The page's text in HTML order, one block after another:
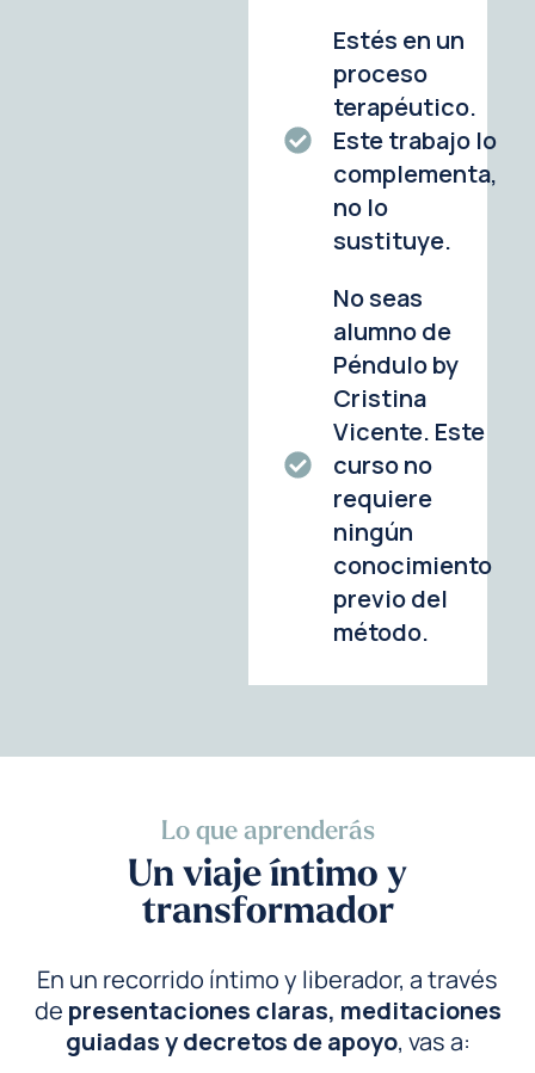
Estés en un
proceso
terapéutico.
Este trabajo lo
complementa,
no lo
sustituye.
No seas
alumno de
Péndulo by
Cristina
Vicente. Este
curso no
requiere
ningún
conocimiento
previo del
método.
Lo que aprenderás
Un viaje íntimo y
transformador
En un recorrido íntimo y liberador, a través
de presentaciones claras, meditaciones
guiadas y decretos de apoyo, vas a: